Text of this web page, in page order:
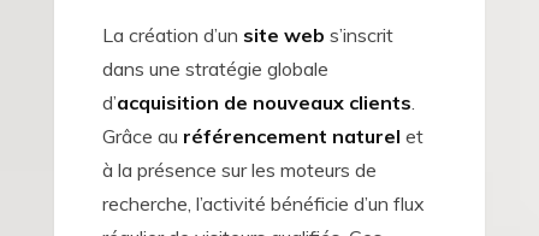
La création d’un site web s’inscrit
dans une stratégie globale
d’acquisition de nouveaux clients.
Grâce au référencement naturel et
à la présence sur les moteurs de
recherche, l’activité bénéficie d’un flux